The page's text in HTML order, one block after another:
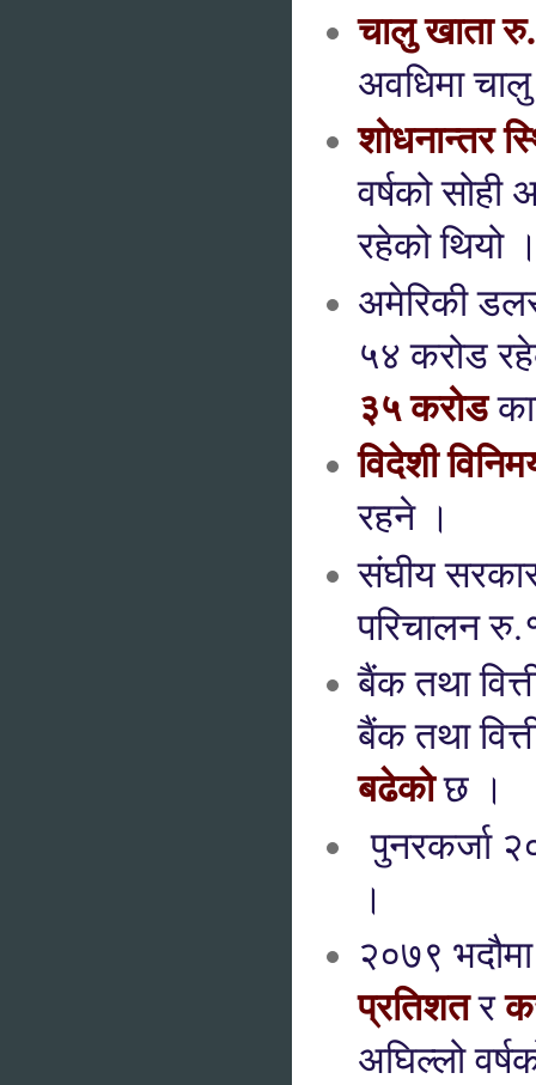
चालु खाता
अवधिमा
शोधनान्तर
वर्षको सोही
रहेको थियो
अमेरिकी
५४ करोड
३५ करोड
विदेशी
रहने ।
संघीय
परिचालन
बैंक तथा
बैंक तथा
बढेकोछ ।
पुनरकर्जा
।
२०७९
प्रतिशतर
अघिल्लो